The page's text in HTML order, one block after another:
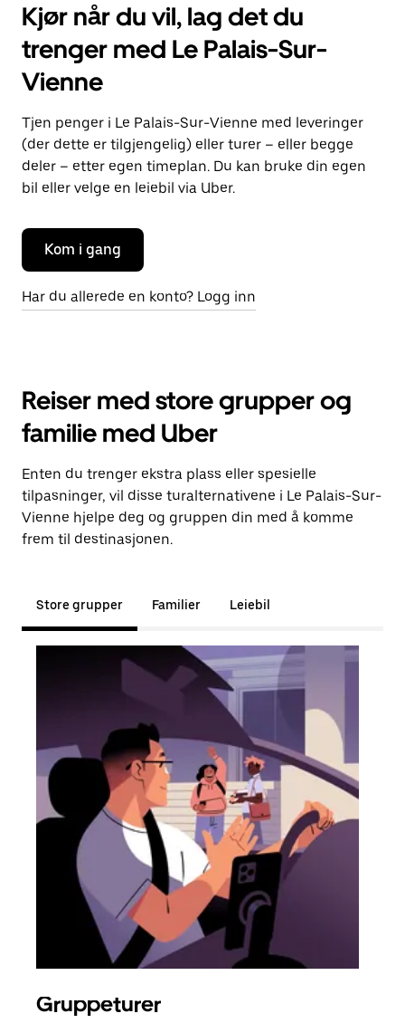
Kjør når du vil, lag det du
trenger med Le Palais-Sur-
Vienne
Tjen penger i Le Palais-Sur-Vienne med leveringer
(der dette er tilgjengelig) eller turer – eller begge
deler – etter egen timeplan. Du kan bruke din egen
bil eller velge en leiebil via Uber.
Kom i gang
Har du allerede en konto? Logg inn
Reiser med store grupper og
familie med Uber
Enten du trenger ekstra plass eller spesielle
tilpasninger, vil disse turalternativene i Le Palais-Sur-
Vienne hjelpe deg og gruppen din med å komme
frem til destinasjonen.
Store grupper Familier Leiebil
Gruppeturer